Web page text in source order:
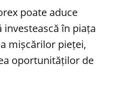
poate aduce
în piața
mișcărilor pieței,
oportunităților de